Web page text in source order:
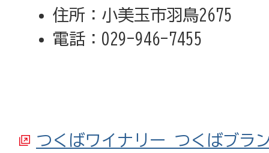
住所：小美玉市羽鳥2675
電話：029-946-7455
つくばワイナリー つくばブラ